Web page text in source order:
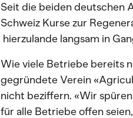
Seit die beiden deutschen
Schweiz Kurse zur
hierzulande langsam in
Wie viele Betriebe bereits
gegründete Verein
nicht beziffern. «Wir
für alle Betriebe offen